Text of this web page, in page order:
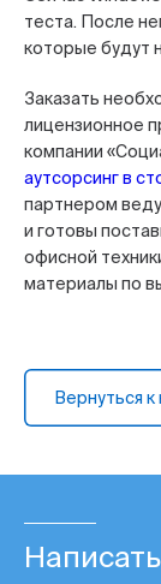
теста. После
которые будут
Заказать
лицензионное
компании
аутсорсинг в
партнером
и готовы
офисной
материалы по
Вернуться